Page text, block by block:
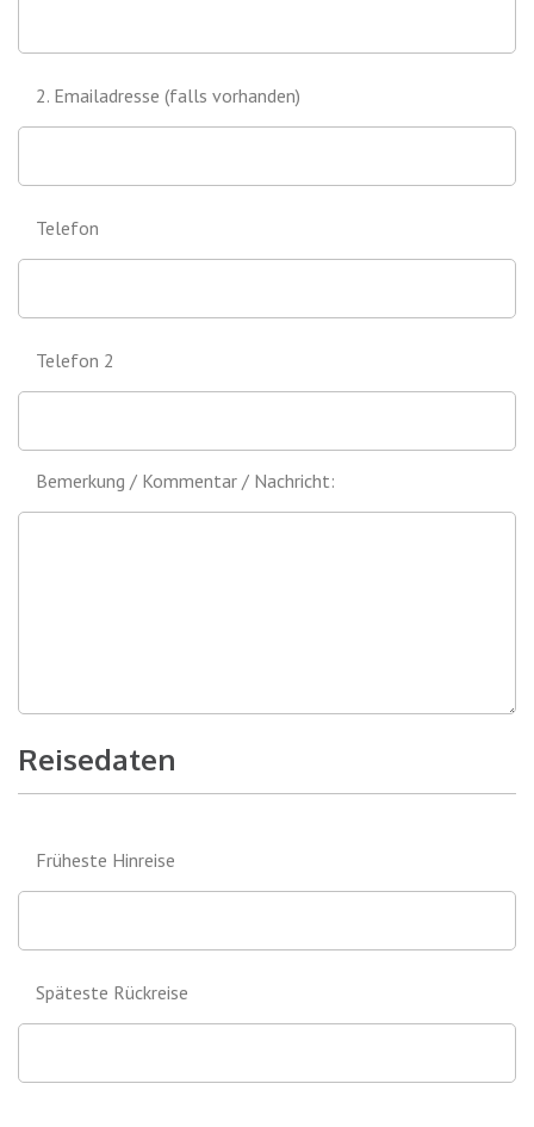
2. Emailadresse (falls vorhanden)
Telefon
Telefon 2
Bemerkung / Kommentar / Nachricht:
Reisedaten
Früheste Hinreise
Späteste Rückreise